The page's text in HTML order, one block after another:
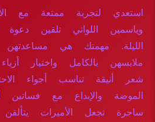
استعدي لتجربة ممتعة مع
وياسمين اللواتي تلقين
الليلة. مهمتك هي
ملابسهن بالكامل واختيار
شعر أنيقة تناسب أجواء
الموضة والإبداع مع فساتين
ساحرة تجعل الأميرات